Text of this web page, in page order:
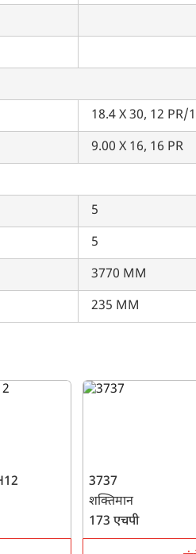
18.4 X 30, 12 PR/
9.00 X 16, 16 PR
5
5
3770 MM
235 MM
3737
शक्तिमान
173 एचपी